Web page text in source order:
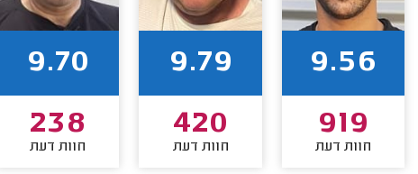
9.56
919
חוות דעת
9.79
420
חוות דעת
9.70
238
חוות דעת